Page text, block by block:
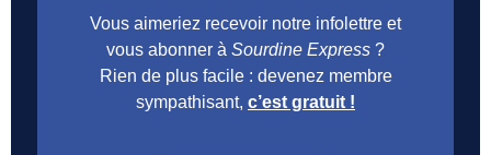
Vous aimeriez recevoir notre infolettre et
vous abonner à Sourdine Express ?
Rien de plus facile : devenez membre
sympathisant, c’est gratuit !